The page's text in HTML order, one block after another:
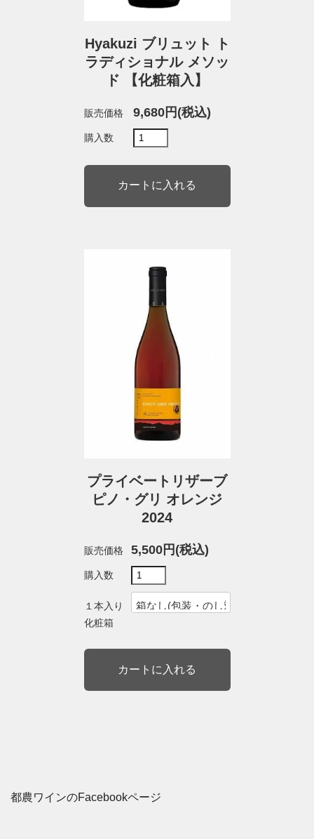
Hyakuzi ブリュット ト
ラディショナル メソッ
ド 【化粧箱入】
販売価格 9,680円(税込)
購入数
プライベートリザーブ
ピノ・グリ オレンジ
2024
販売価格 5,500円(税込)
購入数
１本入り
化粧箱
都農ワインのFacebookページ